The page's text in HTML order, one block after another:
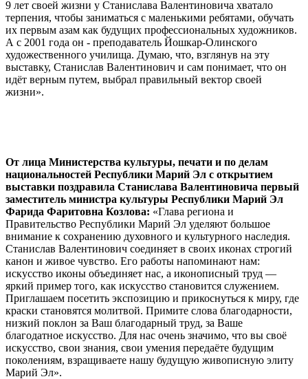
9 лет своей жизни у Станислава Валентиновича хватало
терпения, чтобы заниматься с маленькими ребятами, обучать
их первым азам как будущих профессиональных художников.
А с 2001 года он - преподаватель Йошкар-Олинского
художественного училища. Думаю, что, взглянув на эту
выставку, Станислав Валентинович и сам понимает, что он
идёт верным путем, выбрал правильный вектор своей
жизни».
От лица Министерства культуры, печати и по делам
национальностей Республики Марий Эл с открытием
выставки поздравила Станислава Валентиновича первый
заместитель министра культуры Республики Марий Эл
Фарида Фаритовна Козлова: «Глава региона и
Правительство Республики Марий Эл уделяют большое
внимание к сохранению духовного и культурного наследия.
Станислав Валентинович соединяет в своих иконах строгий
канон и живое чувство. Его работы напоминают нам:
искусство иконы объединяет нас, а иконописный труд —
яркий пример того, как искусство становится служением.
Приглашаем посетить экспозицию и прикоснуться к миру, где
краски становятся молитвой. Примите слова благодарности,
низкий поклон за Ваш благодарный труд, за Ваше
благодатное искусство. Для нас очень значимо, что вы своё
искусство, свои знания, свои умения передаёте будущим
поколениям, взращиваете нашу будущую живописную элиту
Марий Эл».